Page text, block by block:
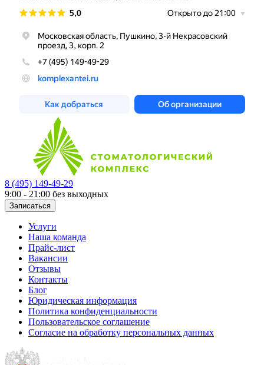
8 (495) 149-49-29
9:00 - 21:00 без выходных
Записаться
Услуги
Наша команда
Прайс-лист
Вакансии
Отзывы
Контакты
Блог
Юридическая информация
Политика конфиденциальности
Пользовательское соглашение
Согласие на обработку персональных данных